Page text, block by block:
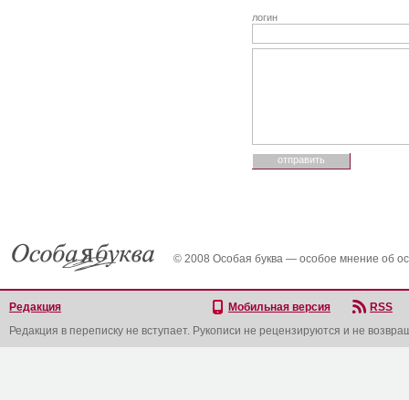
логин
© 2008 Особая буква — особое мнение об
Редакция Мобильная версия
RSS
Редакция в переписку не вступает. Рукописи не рецензируются и не